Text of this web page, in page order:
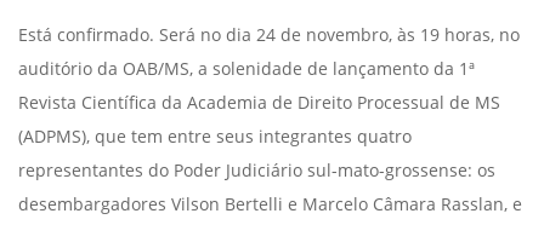
Está confirmado. Será no dia 24 de novembro, às 19 horas, no
auditório da OAB/MS, a solenidade de lançamento da 1ª
Revista Científica da Academia de Direito Processual de MS
(ADPMS), que tem entre seus integrantes quatro
representantes do Poder Judiciário sul-mato-grossense: os
desembargadores Vilson Bertelli e Marcelo Câmara Rasslan, e